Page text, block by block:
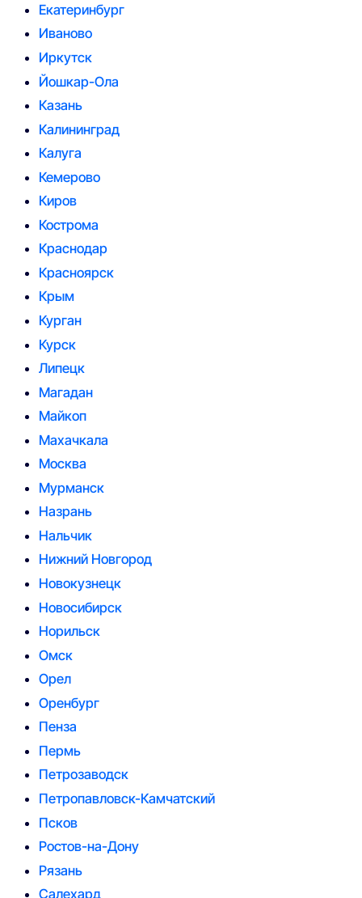
Екатеринбург
Иваново
Иркутск
Йошкар-Ола
Казань
Калининград
Калуга
Кемерово
Киров
Кострома
Краснодар
Красноярск
Крым
Курган
Курск
Липецк
Магадан
Майкоп
Махачкала
Москва
Мурманск
Назрань
Нальчик
Нижний Новгород
Новокузнецк
Новосибирск
Норильск
Омск
Орел
Оренбург
Пенза
Пермь
Петрозаводск
Петропавловск-Камчатский
Псков
Ростов-на-Дону
Рязань
Салехард